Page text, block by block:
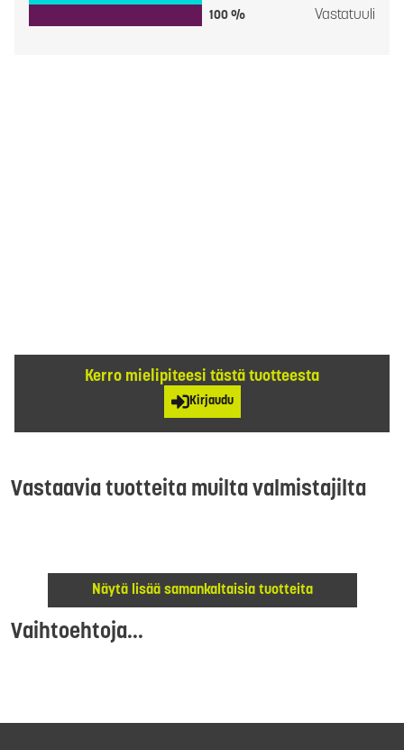
100 % Vastatuuli
Kerro mielipiteesi tästä tuotteesta
Kirjaudu
Vastaavia tuotteita muilta valmistajilta
Näytä lisää samankaltaisia tuotteita
Vaihtoehtoja...